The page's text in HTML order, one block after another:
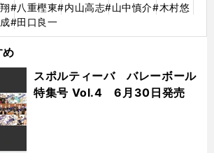
#八重樫東#内山高志#山中慎介#木村悠
#田口良一
め
スポルティーバ バレーボール
特集号 Vol.4 6月30日発売